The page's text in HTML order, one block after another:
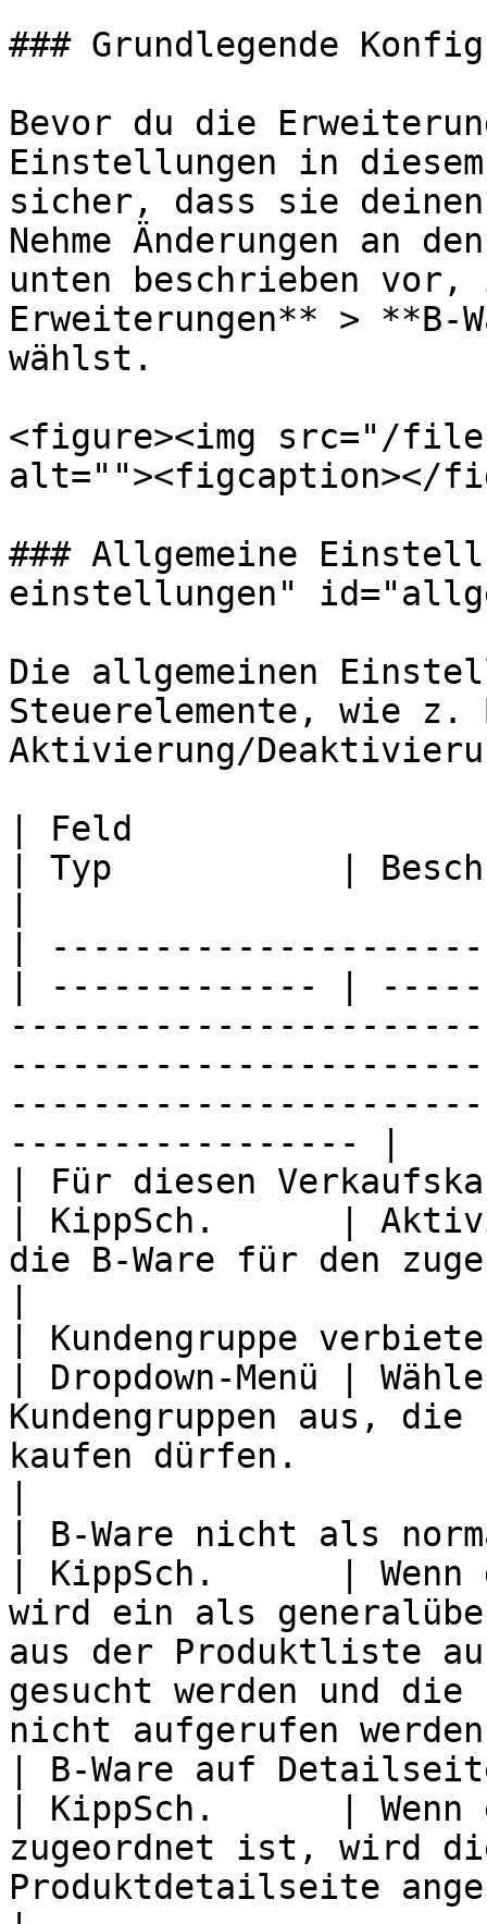
### Grundlegende
Bevor du die
Einstellungen in
sicher, dass sie deinen
Nehme Änderungen an
unten beschrieben vor,
Erweiterungen** >
wählst.
<figure><img src="/files/
alt=""><figcaption></
### Allgemeine
einstellungen"
Die allgemeinen
Steuerelemente, wie
Aktivierung/
| Feld
| Typ           |
|
| ------------- |
----------------- |
| Für diesen
| KippSch.      |
die B-Ware für den
| Kundengruppe
| Dropdown-Menü |
Kundengruppen aus, die
kaufen dürfen.
| B-Ware nicht als
| KippSch.      |
wird ein als
aus der Produktliste
gesucht werden und
nicht aufgerufen
| B-Ware auf
| KippSch.      | Wenn
zugeordnet ist, wird
Produktdetailseite